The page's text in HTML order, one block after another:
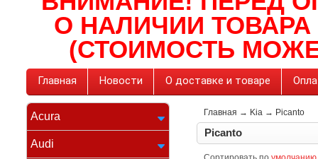
О НАЛИЧИИ
(СТОИМОСТЬ
Главная Новости О доставке и товаре
Acura
Audi
Главная → Kia → Picanto
Picanto